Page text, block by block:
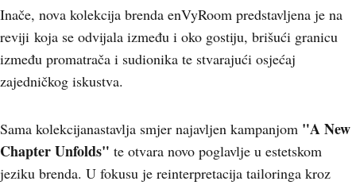
Inače, nova kolekcija brenda enVyRoom predstavljena je na
reviji koja se odvijala između i oko gostiju, brišući granicu
između promatrača i sudionika te stvarajući osjećaj
zajedničkog iskustva.
Sama kolekcijanastavlja smjer najavljen kampanjom "A New
Chapter Unfolds" te otvara novo poglavlje u estetskom
jeziku brenda. U fokusu je reinterpretacija tailoringa kroz